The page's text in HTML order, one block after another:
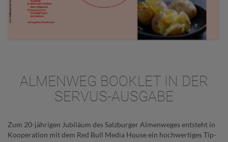
ALMENWEG BOOKLET IN DER
SERVUS-AUSGABE
Zum 20-jährigen Jubiläum des Salzburger Almenweges entsteht in
Kooperation mit dem Red Bull Media House ein hochwertiges Tip-